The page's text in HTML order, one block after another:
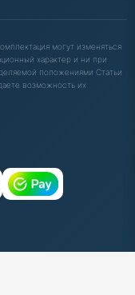
могут изменяться
характер и ни при
положениями Статьи
возможность их